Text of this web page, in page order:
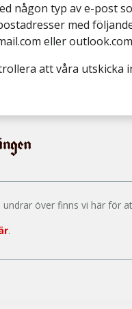
någon typ av e-post
med
eller
att våra utskicka
över finns vi här för
.